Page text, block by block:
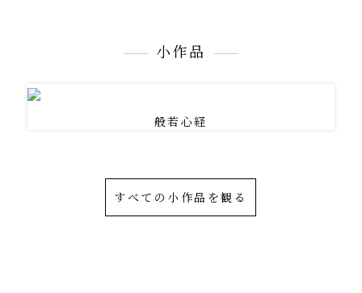
小作品
般若心経
すべての小作品を観る